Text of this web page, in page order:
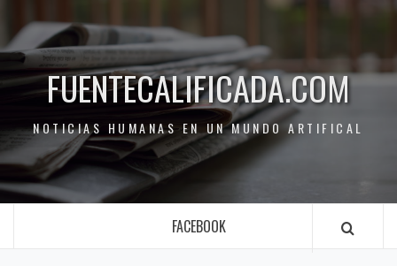
FUENTECALIFICADA.COM
NOTICIAS HUMANAS EN UN MUNDO ARTIFICAL
FACEBOOK